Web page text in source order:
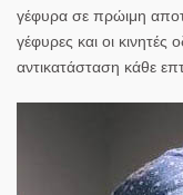
γέφυρα σε πρώιμη
γέφυρες και οι κινητές
αντικατάσταση κάθε